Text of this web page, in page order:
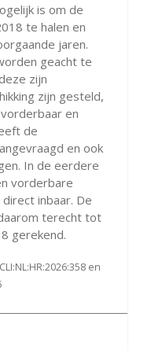
is om de
te halen en
jaren.
geacht te
zijn
zijn gesteld,
en
de
en ook
In de eerdere
vorderbare
inbaar. De
terecht tot
gerekend.
en